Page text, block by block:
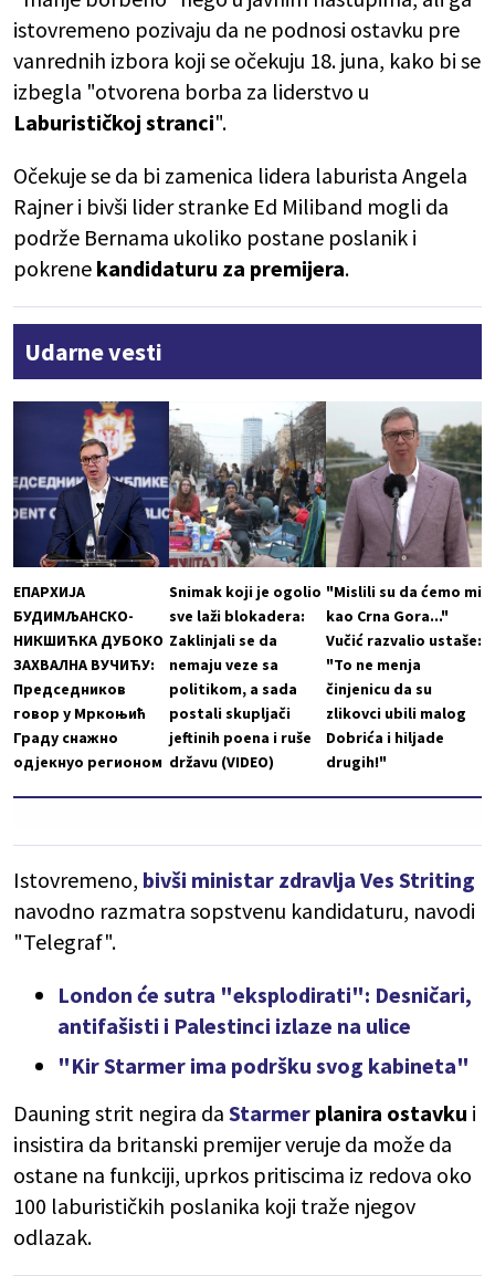
istovremeno pozivaju da ne podnosi ostavku pre
vanrednih izbora koji se očekuju 18. juna, kako bi se
izbegla "otvorena borba za liderstvo u
Laburističkoj stranci".
Očekuje se da bi zamenica lidera laburista Angela
Rajner i bivši lider stranke Ed Miliband mogli da
podrže Bernama ukoliko postane poslanik i
pokrene kandidaturu za premijera.
Udarne vesti
ЕПАРХИЈА
БУДИМЉАНСКО-
НИКШИЋКА ДУБОКО
ЗАХВАЛНА ВУЧИЋУ:
Председников
говор у Мркоњић
Граду снажно
одјекнуо регионом
Snimak koji je ogolio
sve laži blokadera:
Zaklinjali se da
nemaju veze sa
politikom, a sada
postali skupljači
jeftinih poena i ruše
državu (VIDEO)
"Mislili su da ćemo mi
kao Crna Gora..."
Vučić razvalio ustaše:
"To ne menja
činjenicu da su
zlikovci ubili malog
Dobrića i hiljade
drugih!"
Istovremeno, bivši ministar zdravlja Ves Striting
navodno razmatra sopstvenu kandidaturu, navodi
"Telegraf".
London će sutra "eksplodirati": Desničari,
antifašisti i Palestinci izlaze na ulice
"Kir Starmer ima podršku svog kabineta"
Dauning strit negira da Starmer planira ostavku i
insistira da britanski premijer veruje da može da
ostane na funkciji, uprkos pritiscima iz redova oko
100 laburističkih poslanika koji traže njegov
odlazak.